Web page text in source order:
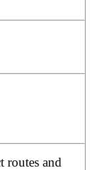
routes and